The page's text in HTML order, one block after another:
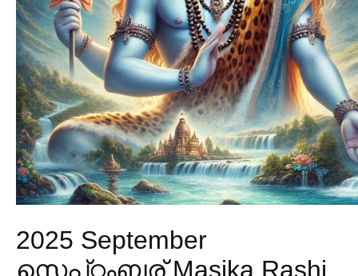
2025 September
സെപ്റ്റംബര് Masika Rashi